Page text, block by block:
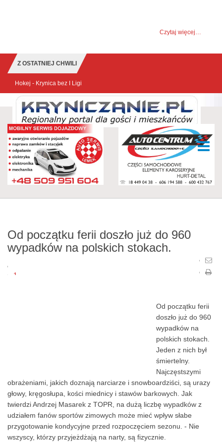
Czytaj więcej…
Z OSTATNIEJ CHWILI
Hokej - Krynica bez I Ligi
Od początku ferii doszło już do 960
wypadków na polskich stokach.
1
Od początku ferii
doszło już do 960
wypadków na
polskich stokach.
Jeden z nich był
śmiertelny.
Najczęstszymi
obrażeniami, jakich doznają narciarze i snowboardziści, są urazy
głowy, kręgosłupa, kości miednicy i stawów barkowych. Jak
twierdzi Andrzej Masarek z TOPR, na dużą liczbę wypadków z
udziałem fanów sportów zimowych może mieć wpływ słabe
przygotowanie kondycyjne przed rozpoczęciem sezonu. - Nie
wszyscy, którzy przyjeżdżają na narty, są fizycznie.